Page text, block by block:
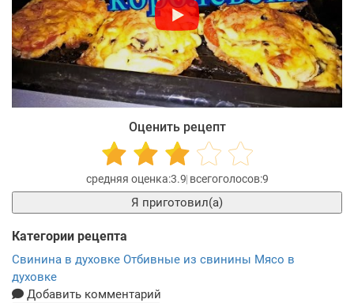
Оценить рецепт
3.9 9
Я приготовил(а)
Категории рецепта
Свинина в духовке Отбивные из свинины Мясо в
духовке
Добавить комментарий